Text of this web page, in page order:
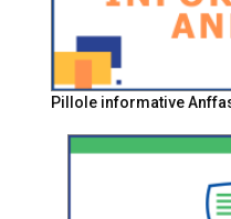
Pillole informative